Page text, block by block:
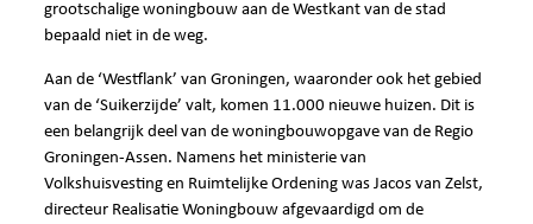
grootschalige woningbouw aan de Westkant van de stad
bepaald niet in de weg.
Aan de ‘Westflank’ van Groningen, waaronder ook het gebied
van de ‘Suikerzijde’ valt, komen 11.000 nieuwe huizen. Dit is
een belangrijk deel van de woningbouwopgave van de Regio
Groningen-Assen. Namens het ministerie van
Volkshuisvesting en Ruimtelijke Ordening was Jacos van Zelst,
directeur Realisatie Woningbouw afgevaardigd om de